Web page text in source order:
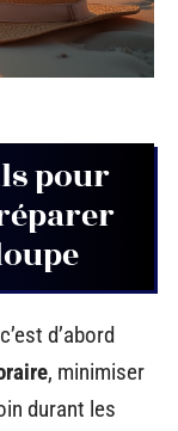
pour
d’abord
, minimiser
durant les